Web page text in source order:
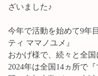
ざいました♪
今年で活動を始めて9年
ティ ママノユメ』
おかげ様で、続々と全国
2024年は全国14ヵ所で